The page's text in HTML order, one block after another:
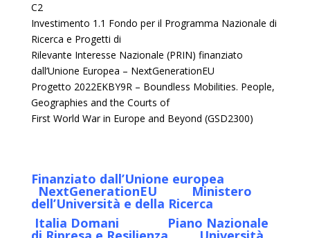
C2
Investimento 1.1 Fondo per il Programma Nazionale di
Ricerca e Progetti di
Rilevante Interesse Nazionale (PRIN) finanziato
dall’Unione Europea – NextGenerationEU
Progetto 2022EKBY9R – Boundless Mobilities. People,
Geographies and the Courts of
First World War in Europe and Beyond (GSD2300)
Finanziato dall’Unione europea
NextGenerationEU Ministero
dell’Università e della Ricerca
Italia Domani Piano Nazionale